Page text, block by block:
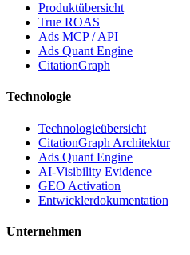
Produktübersicht
True ROAS
Ads MCP / API
Ads Quant Engine
CitationGraph
Technologie
Technologieübersicht
CitationGraph Architektur
Ads Quant Engine
AI-Visibility Evidence
GEO Activation
Entwicklerdokumentation
Unternehmen